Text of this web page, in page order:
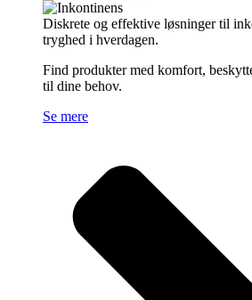
Diskrete og effektive løsninger til
tryghed i hverdagen.
Find produkter med komfort,
til dine behov.
Se mere